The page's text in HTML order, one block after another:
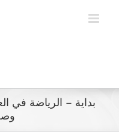
بداية – الرياضة في